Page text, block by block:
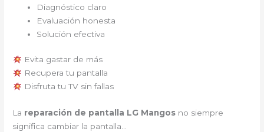
Diagnóstico claro
Evaluación honesta
Solución efectiva
Evita gastar de más
Recupera tu pantalla
Disfruta tu TV sin fallas
La reparación de pantalla LG Mangos no siempre
significa cambiar la pantalla…